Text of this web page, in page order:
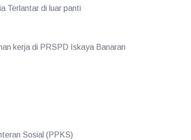
Terlantar di luar panti
kerja di PRSPD Iskaya Banaran
Sosial (PPKS)